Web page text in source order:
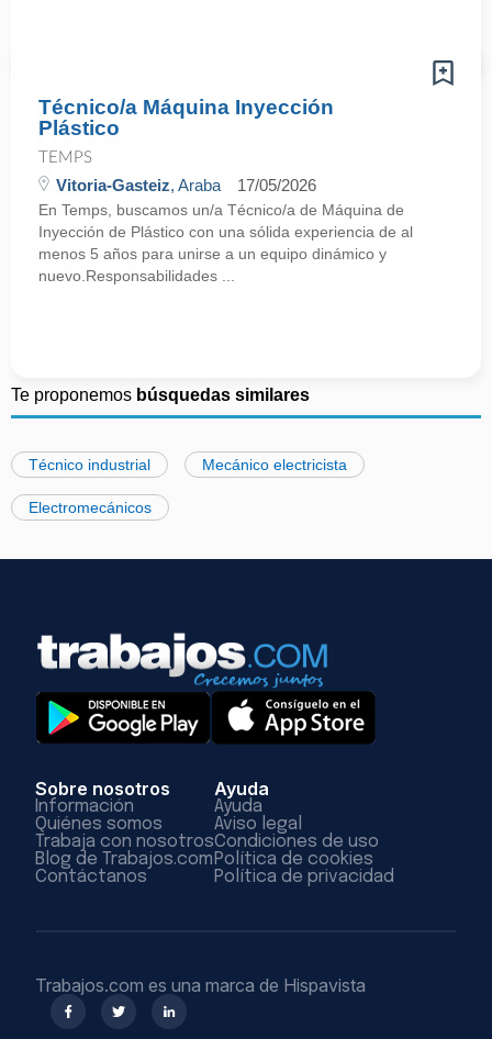
Técnico/a Máquina Inyección
Plástico
TEMPS
Vitoria-Gasteiz, Araba 17/05/2026
En Temps, buscamos un/a Técnico/a de Máquina de
Inyección de Plástico con una sólida experiencia de al
menos 5 años para unirse a un equipo dinámico y
nuevo.Responsabilidades ...
Te proponemos búsquedas similares
Técnico industrial Mecánico electricista
Electromecánicos
Sobre nosotros
Información
Quiénes somos
Trabaja con nosotros
Blog de Trabajos.com
Contáctanos
Ayuda
Ayuda
Aviso legal
Condiciones de uso
Política de cookies
Política de privacidad
Trabajos.com es una marca de Hispavista